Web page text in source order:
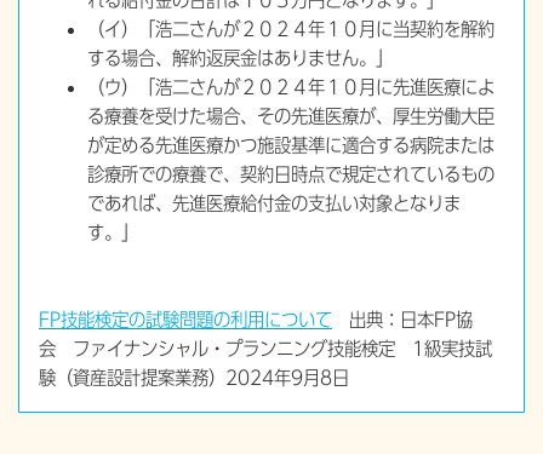
（イ）「浩二さんが２０２４年１０月に当契約を解約
する場合、解約返戻金はありません。」
（ウ）「浩二さんが２０２４年１０月に先進医療によ
る療養を受けた場合、その先進医療が、厚生労働大臣
が定める先進医療かつ施設基準に適合する病院または
診療所での療養で、契約日時点で規定されているもの
であれば、先進医療給付金の支払い対象となりま
す。」
FP技能検定の試験問題の利用について 出典：日本FP協
会 ファイナンシャル・プランニング技能検定 1級実技試
験（資産設計提案業務）2024年9月8日